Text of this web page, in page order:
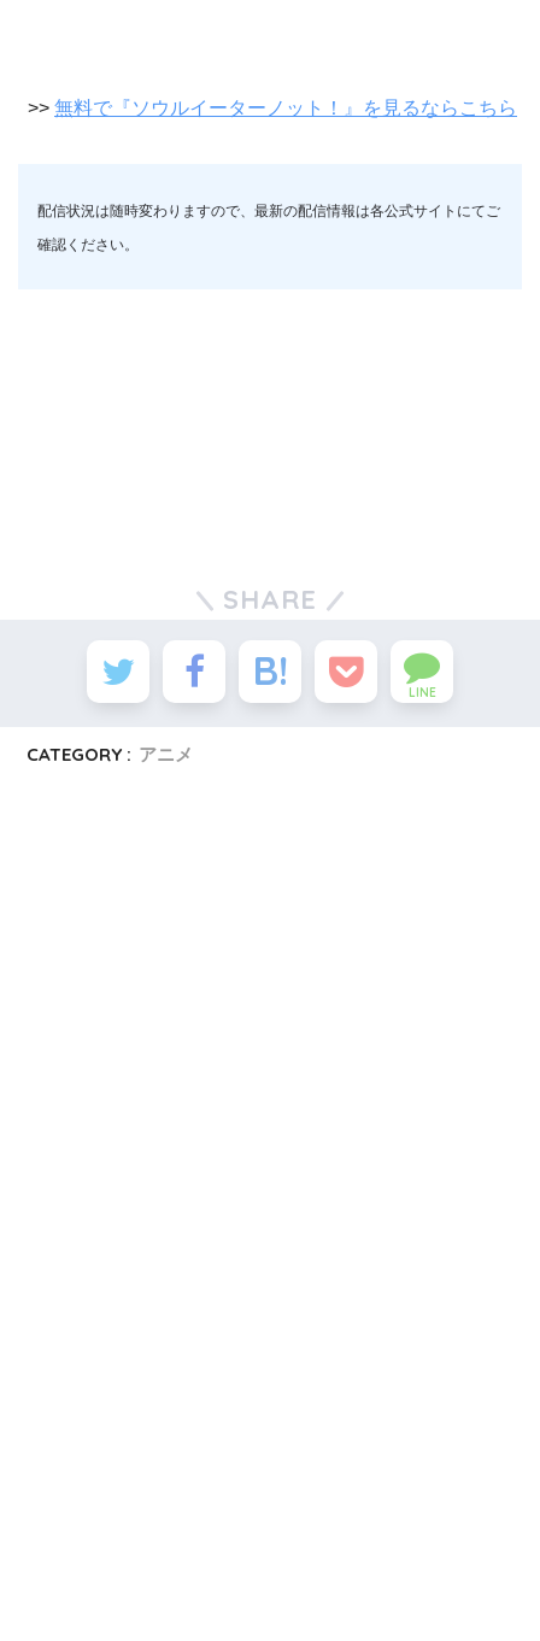
>> 無料で『ソウルイーターノット！』を見るならこちら
配信状況は随時変わりますので、最新の配信情報は各公式サイトにてご
確認ください。
SHARE
LINE
CATEGORY : アニメ